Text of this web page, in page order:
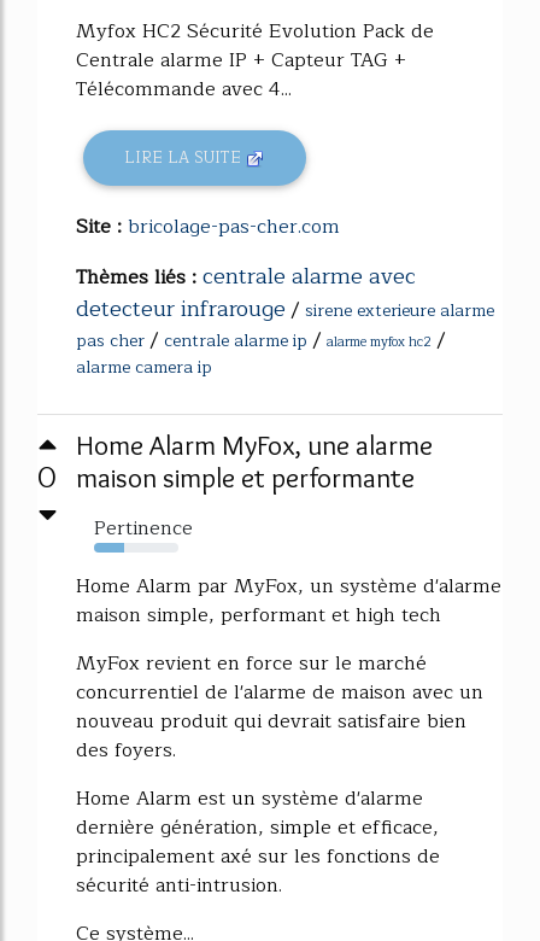
Myfox HC2 Sécurité Evolution Pack de
Centrale alarme IP + Capteur TAG +
Télécommande avec 4...
LIRE LA SUITE
Site :bricolage-pas-cher.com
Thèmes liés :centrale alarme avec
detecteur infrarouge/ sirene exterieure alarme
pas cher/ centrale alarme ip / alarme myfox hc2 /
alarme camera ip
0
Home Alarm MyFox, une alarme
maison simple et performante
Pertinence
36%
Home Alarm par MyFox, un système d'alarme
maison simple, performant et high tech
MyFox revient en force sur le marché
concurrentiel de l'alarme de maison avec un
nouveau produit qui devrait satisfaire bien
des foyers.
Home Alarm est un système d'alarme
dernière génération, simple et efficace,
principalement axé sur les fonctions de
sécurité anti-intrusion.
Ce système...